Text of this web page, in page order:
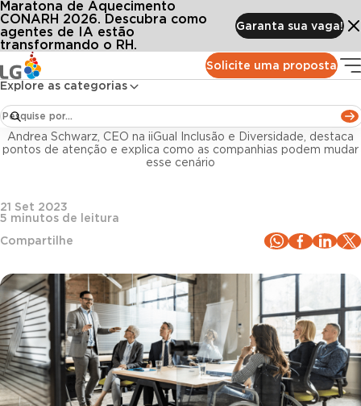
Solicite uma proposta
Explore as categorias
Maratona de Aquecimento
CONARH 2026. Descubra como
agentes de IA estão
transformando o RH.
Garanta sua vaga!
Conteúdos Blog LG
fatores pouco conhecidos que podem afetar a inclusão de PCDs na sua
Gestão de pessoas
4 fatores pouco conhecidos que podem afetar a
inclusão de PCDs na sua empresa
Andrea Schwarz, CEO na iiGual Inclusão e Diversidade, destaca
pontos de atenção e explica como as companhias podem mudar
esse cenário
21 Set 2023
5 minutos de leitura
Compartilhe